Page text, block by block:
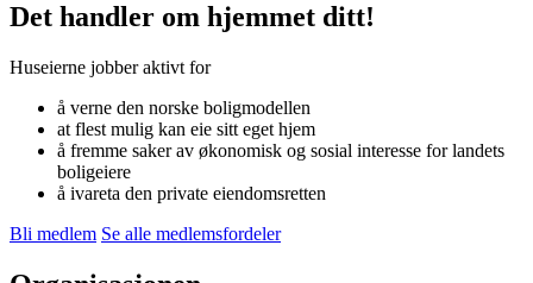
Det handler om hjemmet ditt!
Huseierne jobber aktivt for
å verne den norske boligmodellen
at flest mulig kan eie sitt eget hjem
å fremme saker av økonomisk og sosial interesse for landets
boligeiere
å ivareta den private eiendomsretten
Bli medlem Se alle medlemsfordeler